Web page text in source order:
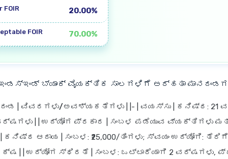
FOIR 20.00%
FOIR 70.00%
ಬ್ಯಾಂಕ್ ವೈಯಕ್ತಿಕ ಸಾಲಗಳಿಗೆ ಅರ್ಹತಾ
ವಿವರಗಳು/ಅವಶ್ಯಕತೆಗಳು | |- | ವಯಸ್ಸು | ಕನಿಷ್ಠ: 21
| | ಉದ್ಯೋಗ ಪ್ರಕಾರ
| ಸಂಬಳ ಪಡೆಯುವ ವ್ಯಕ್ತಿಗಳು
ಕನಿಷ್ಠ ಆದಾಯ
| ಸಂಬಳ: ₹25,000/ತಿಂಗಳು; ಸ್ವಯಂ ಉದ್ಯೋಗಿ:
| | ಉದ್ಯೋಗ ಸ್ಥಿರತೆ | ಸಂಬಳ: ಒಟ್ಟಾರೆಯಾಗಿ 2 ವರ್ಷಗಳು,